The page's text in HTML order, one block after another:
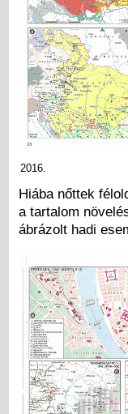
2016.
Hiába nőttek
a tartalom
ábrázolt hadi